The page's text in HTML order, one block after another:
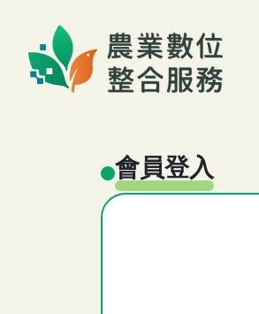
農業數位整合
會員登入